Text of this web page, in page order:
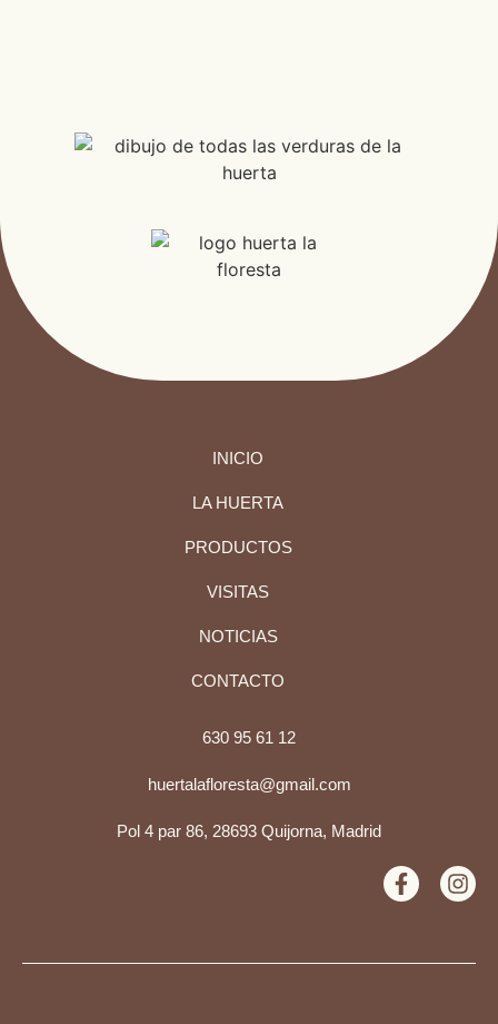
INICIO
LA HUERTA
PRODUCTOS
VISITAS
NOTICIAS
CONTACTO
630 95 61 12
huertalafloresta@gmail.com
Pol 4 par 86, 28693 Quijorna, Madrid